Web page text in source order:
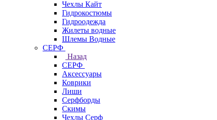
Чехлы Кайт
Гидрокостюмы
Гидроодежда
Жилеты водные
Шлемы Водные
СЕРФ
Назад
СЕРФ
Аксессуары
Коврики
Лиши
Серфборды
Скимы
Чехлы Cерф